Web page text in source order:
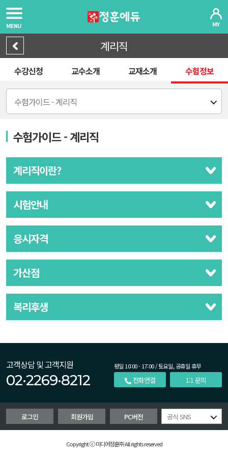
MENU MY
계리직
수강신청 교수소개 교재소개 수험정보
수험가이드 - 계리직
수험가이드 - 계리직
계리직이란?
시험안내
응시자격
가산점
복리후생
고객상담 및 고객지원
02·2269·8212
평일 10:00 - 17:00 / 토요일, 공휴일 휴무
전화연결 1:1 문의
로그인 회원가입 PC버전 공식 SNS
Copyright ⓒ 미디어정훈㈜ All rights reserved